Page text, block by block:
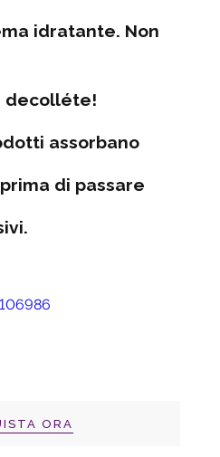
idratante. Non
decolléte!
assorbano
di passare
ORA